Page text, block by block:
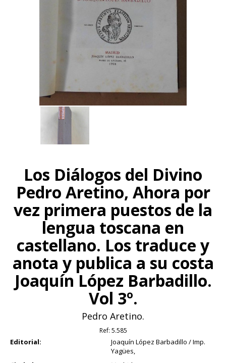
Los Diálogos del Divino
Pedro Aretino, Ahora por
vez primera puestos de la
lengua toscana en
castellano. Los traduce y
anota y publica a su costa
Joaquín López Barbadillo.
Vol 3º.
Pedro Aretino.
Ref: 5.585
Editorial:
Joaquín López Barbadillo / Imp.
Yagües,